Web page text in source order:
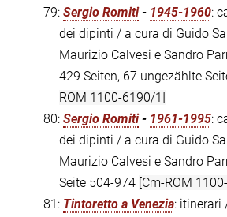
79: Sergio Romiti- 1945-1960:
dei dipinti / a cura di Guido
Maurizio Calvesi e Sandro
429 Seiten, 67 ungezählte
ROM 1100-6190/1]
80: Sergio Romiti- 1961-1995:
dei dipinti / a cura di Guido
Maurizio Calvesi e Sandro
Seite 504-974 [Cm-ROM
81: Tintoretto a Venezia: itinerari